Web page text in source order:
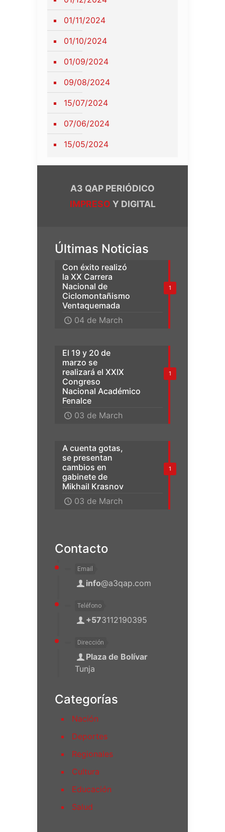
01/11/2024
01/10/2024
01/09/2024
09/08/2024
15/07/2024
07/06/2024
15/05/2024
A3 QAP PERIÓDICO
IMPRESO Y DIGITAL
Últimas Noticias
1
Con éxito realizó
la XX Carrera
Nacional de
Ciclomontañismo
Ventaquemada
04 de March
1
El 19 y 20 de
marzo se
realizará el XXIX
Congreso
Nacional Académico
Fenalce
03 de March
1
A cuenta gotas,
se presentan
cambios en
gabinete de
Mikhail Krasnov
03 de March
Contacto
Email
info@a3qap.com
Teléfono
+573112190395
Dirección
Plaza de Bolívar
Tunja
Categorías
Nación
Deportes
Regionales
Cultura
Educación
Salud